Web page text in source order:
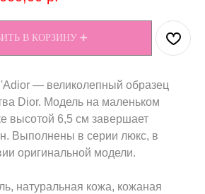
В КОРЗИНУ ➕
— великолепный образец
Dior. Модель на маленьком
высотой 6,5 см завершает
Выполнены в серии люкс, в
оригинальной модели.
натуральная кожа, кожаная